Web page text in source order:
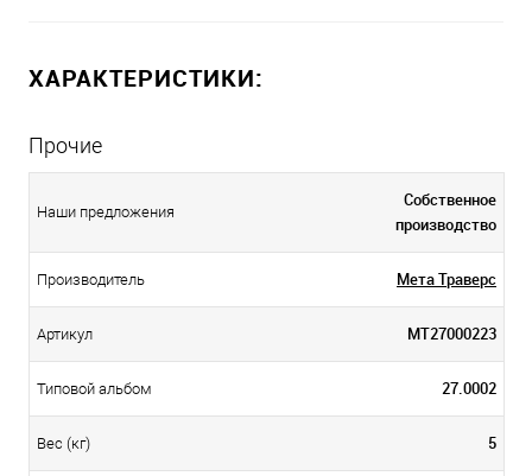
ХАРАКТЕРИСТИКИ:
Прочие
Наши предложения
Собственное
производство
Производитель Мета Траверс
Артикул МТ27000223
Типовой альбом 27.0002
Вес (кг) 5